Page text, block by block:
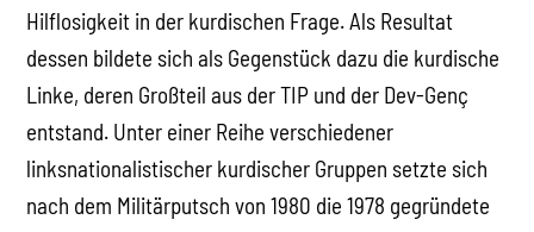
Hilflosigkeit in der kurdischen Frage. Als Resultat
dessen bildete sich als Gegenstück dazu die kurdische
Linke, deren Großteil aus der TIP und der Dev-Genç
entstand. Unter einer Reihe verschiedener
linksnationalistischer kurdischer Gruppen setzte sich
nach dem Militärputsch von 1980 die 1978 gegründete